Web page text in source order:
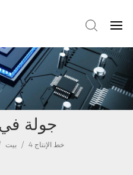
جولة
بيت / خط الإنتاج 4